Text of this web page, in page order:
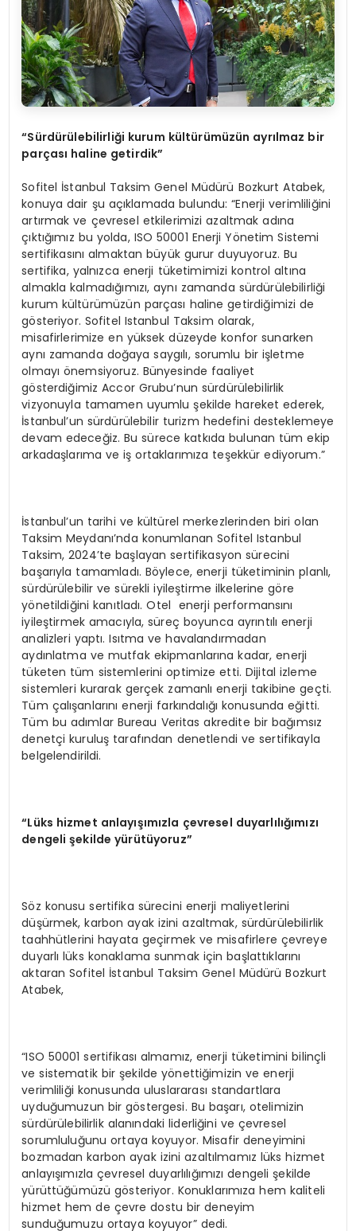
“Sürdürülebilirliği kurum kültürümüzün ayrılmaz bir
parçası haline getirdik”
Sofitel İstanbul Taksim Genel Müdürü Bozkurt Atabek,
konuya dair şu açıklamada bulundu: “Enerji verimliliğini
artırmak ve çevresel etkilerimizi azaltmak adına
çıktığımız bu yolda, ISO 50001 Enerji Yönetim Sistemi
sertifikasını almaktan büyük gurur duyuyoruz. Bu
sertifika, yalnızca enerji tüketimimizi kontrol altına
almakla kalmadığımızı, aynı zamanda sürdürülebilirliği
kurum kültürümüzün parçası haline getirdiğimizi de
gösteriyor. Sofitel Istanbul Taksim olarak,
misafirlerimize en yüksek düzeyde konfor sunarken
aynı zamanda doğaya saygılı, sorumlu bir işletme
olmayı önemsiyoruz. Bünyesinde faaliyet
gösterdiğimiz Accor Grubu’nun sürdürülebilirlik
vizyonuyla tamamen uyumlu şekilde hareket ederek,
İstanbul’un sürdürülebilir turizm hedefini desteklemeye
devam edeceğiz. Bu sürece katkıda bulunan tüm ekip
arkadaşlarıma ve iş ortaklarımıza teşekkür ediyorum.”
İstanbul’un tarihi ve kültürel merkezlerinden biri olan
Taksim Meydanı’nda konumlanan Sofitel Istanbul
Taksim, 2024’te başlayan sertifikasyon sürecini
başarıyla tamamladı. Böylece, enerji tüketiminin planlı,
sürdürülebilir ve sürekli iyileştirme ilkelerine göre
yönetildiğini kanıtladı. Otel enerji performansını
iyileştirmek amacıyla, süreç boyunca ayrıntılı enerji
analizleri yaptı. Isıtma ve havalandırmadan
aydınlatma ve mutfak ekipmanlarına kadar, enerji
tüketen tüm sistemlerini optimize etti. Dijital izleme
sistemleri kurarak gerçek zamanlı enerji takibine geçti.
Tüm çalışanlarını enerji farkındalığı konusunda eğitti.
Tüm bu adımlar Bureau Veritas akredite bir bağımsız
denetçi kuruluş tarafından denetlendi ve sertifikayla
belgelendirildi.
“Lüks hizmet anlayışımızla çevresel duyarlılığımızı
dengeli şekilde yürütüyoruz”
Söz konusu sertifika sürecini enerji maliyetlerini
düşürmek, karbon ayak izini azaltmak, sürdürülebilirlik
taahhütlerini hayata geçirmek ve misafirlere çevreye
duyarlı lüks konaklama sunmak için başlattıklarını
aktaran Sofitel İstanbul Taksim Genel Müdürü Bozkurt
Atabek,
“ISO 50001 sertifikası almamız, enerji tüketimini bilinçli
ve sistematik bir şekilde yönettiğimizin ve enerji
verimliliği konusunda uluslararası standartlara
uyduğumuzun bir göstergesi. Bu başarı, otelimizin
sürdürülebilirlik alanındaki liderliğini ve çevresel
sorumluluğunu ortaya koyuyor. Misafir deneyimini
bozmadan karbon ayak izini azaltılmamız lüks hizmet
anlayışımızla çevresel duyarlılığımızı dengeli şekilde
yürüttüğümüzü gösteriyor. Konuklarımıza hem kaliteli
hizmet hem de çevre dostu bir deneyim
sunduğumuzu ortaya koyuyor” dedi.